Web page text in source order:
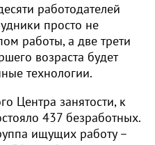
работодателей
просто не
работы, а две трети
возраста будет
технологии.
Центра занятости, к
437 безработных.
ищущих работу –